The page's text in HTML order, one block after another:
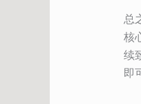
总
核
续
即